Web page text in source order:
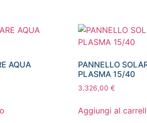
AQUA
PANNELLO
PLASMA 15/40
3.326,00€
Aggiungi al